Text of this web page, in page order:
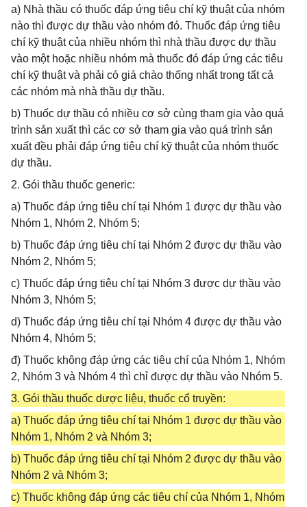
a) Nhà thầu có thuốc đáp ứng tiêu chí kỹ thuật của nhóm
nào thì được dự thầu vào nhóm đó. Thuốc đáp ứng tiêu
chí kỹ thuật của nhiều nhóm thì nhà thầu được dự thầu
vào một hoặc nhiều nhóm mà thuốc đó đáp ứng các tiêu
chí kỹ thuật và phải có giá chào thống nhất trong tất cả
các nhóm mà nhà thầu dự thầu.
b) Thuốc dự thầu có nhiều cơ sở cùng tham gia vào quá
trình sản xuất thì các cơ sở tham gia vào quá trình sản
xuất đều phải đáp ứng tiêu chí kỹ thuật của nhóm thuốc
dự thầu.
2. Gói thầu thuốc generic:
a) Thuốc đáp ứng tiêu chí tại Nhóm 1 được dự thầu vào
Nhóm 1, Nhóm 2, Nhóm 5;
b) Thuốc đáp ứng tiêu chí tại Nhóm 2 được dự thầu vào
Nhóm 2, Nhóm 5;
c) Thuốc đáp ứng tiêu chí tại Nhóm 3 được dự thầu vào
Nhóm 3, Nhóm 5;
d) Thuốc đáp ứng tiêu chí tại Nhóm 4 được dự thầu vào
Nhóm 4, Nhóm 5;
đ) Thuốc không đáp ứng các tiêu chí của Nhóm 1, Nhóm
2, Nhóm 3 và Nhóm 4 thì chỉ được dự thầu vào Nhóm 5.
3. Gói thầu thuốc dược liệu, thuốc cổ truyền:
a) Thuốc đáp ứng tiêu chí tại Nhóm 1 được dự thầu vào
Nhóm 1, Nhóm 2 và Nhóm 3;
b) Thuốc đáp ứng tiêu chí tại Nhóm 2 được dự thầu vào
Nhóm 2 và Nhóm 3;
c) Thuốc không đáp ứng các tiêu chí của Nhóm 1, Nhóm